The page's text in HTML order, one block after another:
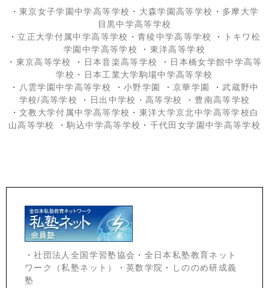
・ 東京女子学園中学高等学校 ・ 大森学園高等学校 ・ 多摩大学
目黒中学高等学校
・ 立正大学付属中学高等学校 ・ 青稜中学高等学校 ・
トキワ松
学園中学高等学校
・ 東洋高等学校
・ 東京高等学校 ・ 日本音楽高等学校 ・ 日本橋女学館中学高等
学校 ・
日本工業大学駒場中学高等学校
・ 八雲学園中学高等学校 ・ 小野学園 ・京華学園 ・武蔵野中
学校/高等学校
・ 日出中学校 ・高等学校 ・ 豊南高等学校
・ 文教大学付属中学高等学校 ・ 東洋大学京北中学高等学校白
山高等学校
・駒込中学高等学校 ・ 千代田女学園中学高等学校
・社団法人全国学習塾協会 ・ 全日本私塾教育ネット
ワーク（私塾ネット）
・ 英数学院 ・
しののめ研成義
塾